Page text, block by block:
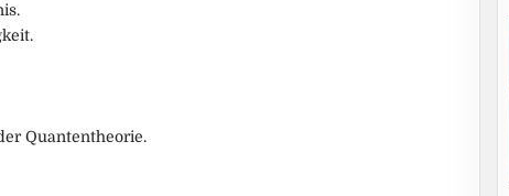
Quantentheorie.